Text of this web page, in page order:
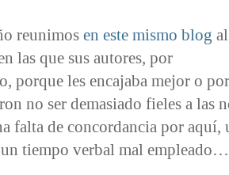
reunimos en este mismo blog
las que sus autores, por
porque les encajaba mejor o
no ser demasiado fieles a las
falta de concordancia por aquí,
tiempo verbal mal empleado…